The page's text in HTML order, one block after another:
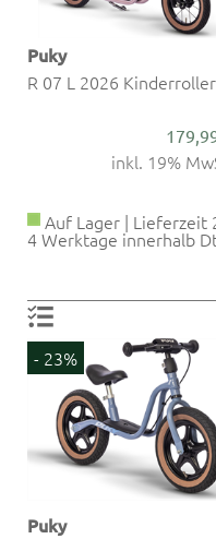
Puky
R 07 L 2026 Kinderroller
inkl. 19%
Auf Lager | Lieferzeit
4 Werktage innerhalb
- 23%
Puky